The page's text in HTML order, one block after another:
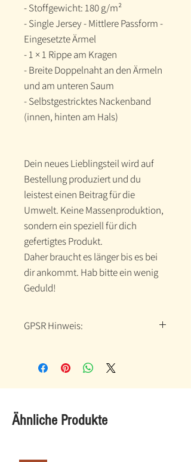
- Stoffgewicht: 180 g/m²
- Single Jersey - Mittlere Passform -
Eingesetzte Ärmel
- 1 × 1 Rippe am Kragen
- Breite Doppelnaht an den Ärmeln
und am unteren Saum
- Selbstgestricktes Nackenband
(innen, hinten am Hals)
Dein neues Lieblingsteil wird auf
Bestellung produziert und du
leistest einen Beitrag für die
Umwelt. Keine Massenproduktion,
sondern ein speziell für dich
gefertigtes Produkt.
Daher braucht es länger bis es bei
dir ankommt. Hab bitte ein wenig
Geduld!
GPSR Hinweis:
Name: Printful
Riga, Latvia, LV-1050
Ähnliche Produkte